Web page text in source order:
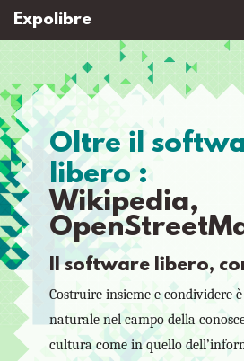
Expolibre
The Exibit
Download
Exhibit
Contact
Language
Oltre il
libero :
Wikipedia,
Il software libero,
Costruire insieme e condividere
naturale nel campo della
cultura come in quello